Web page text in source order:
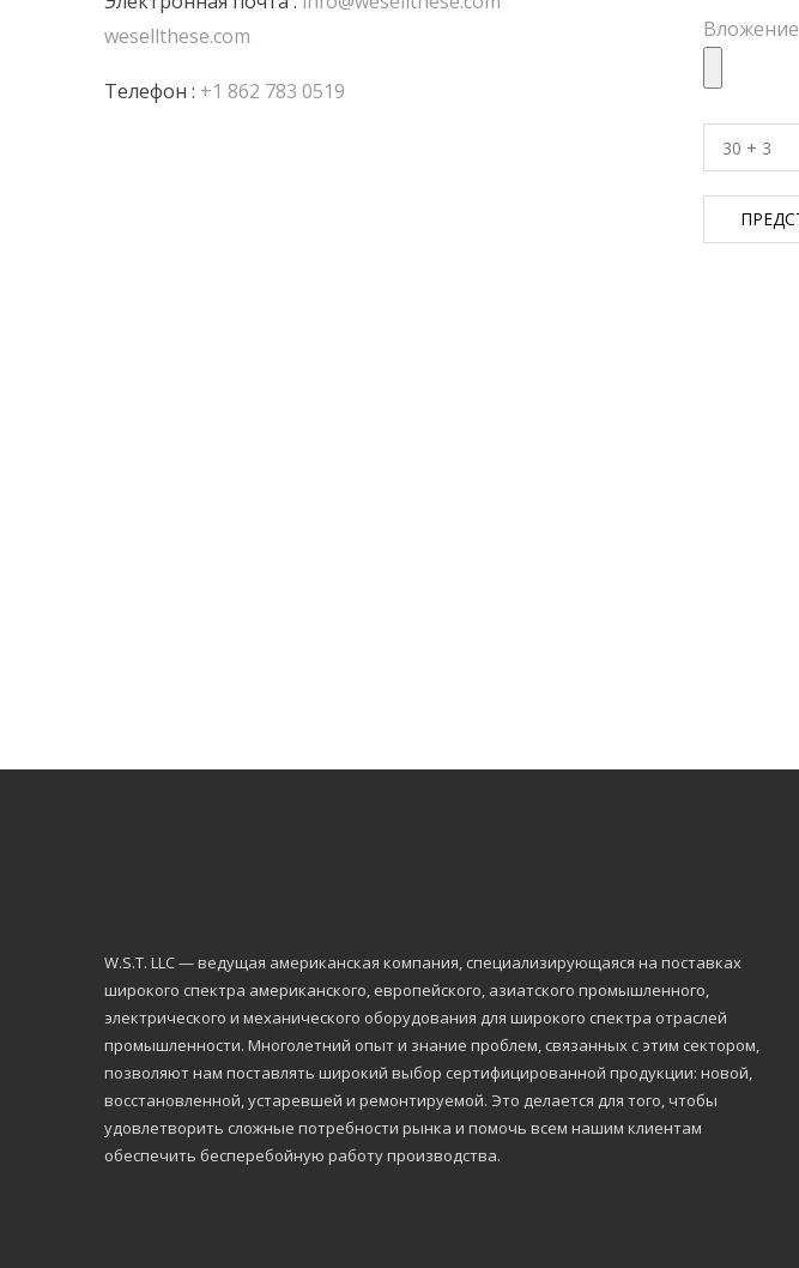
wesellthese.com
Телефон : +1 862 783 0519
Вложение
W.S.Т. LLC — ведущая американская компания, специализирующаяся на поставках
широкого спектра американского, европейского, азиатского промышленного,
электрического и механического оборудования для широкого спектра отраслей
промышленности. Многолетний опыт и знание проблем, связанных с этим сектором,
позволяют нам поставлять широкий выбор сертифицированной продукции: новой,
восстановленной, устаревшей и ремонтируемой. Это делается для того, чтобы
удовлетворить сложные потребности рынка и помочь всем нашим клиентам
обеспечить бесперебойную работу производства.